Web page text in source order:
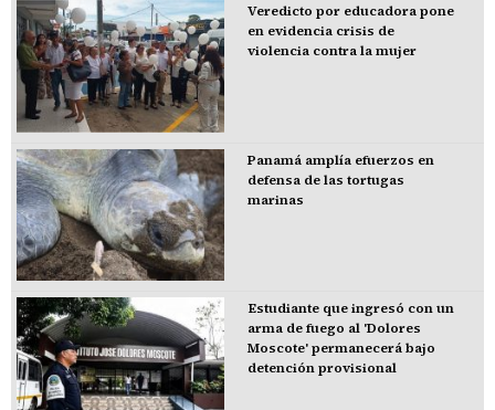
Veredicto por educadora pone
en evidencia crisis de
violencia contra la mujer
Panamá amplía efuerzos en
defensa de las tortugas
marinas
Estudiante que ingresó con un
arma de fuego al 'Dolores
Moscote' permanecerá bajo
detención provisional